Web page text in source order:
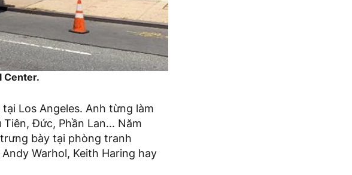
Center.
Los Angeles. Anh từng làm
Đức, Phần Lan... Năm
bày tại phòng tranh
Warhol, Keith Haring hay